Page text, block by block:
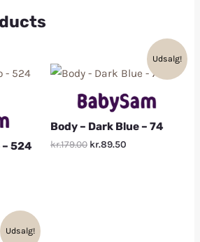
– 524
Udsalg!
Body – Dark Blue – 74
kr.179.00 kr.89.50
Udsalg!